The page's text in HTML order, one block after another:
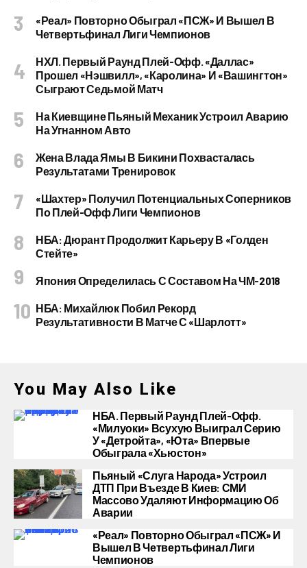
«Реал» Повторно Обыграл «ПСЖ» И Вышел В
Четвертьфинал Лиги Чемпионов
НХЛ. Первый Раунд Плей-Офф. «Даллас»
Прошел «Нэшвилл», «Каролина» И «Вашингтон»
Сыграют Седьмой Матч
На Киевщине Пьяный Механик Устроил Аварию
На Угнанном Авто
Жена Влада Ямы В Бикини Похвасталась
Результатами Тренировок
«Шахтер» Получил Потенциальных Соперников
По Плей-Офф Лиги Чемпионов
НБА: Дюрант Продолжит Карьеру В «Голден
Стейте»
Япония Определилась С Составом На ЧМ-2018
НБА: Михайлюк Побил Рекорд
Результативности В Матче С «Шарлотт»
You May Also Like
НБА. Первый Раунд Плей-Офф.
«Милуоки» Всухую Выиграл Серию
У «Детройта», «Юта» Впервые
Обыграла «Хьюстон»
Пьяный «слуга Народа» Устроил
ДТП При Въезде В Киев: СМИ
Массово Удаляют Информацию Об
Аварии
«Реал» Повторно Обыграл «ПСЖ» И
Вышел В Четвертьфинал Лиги
Чемпионов